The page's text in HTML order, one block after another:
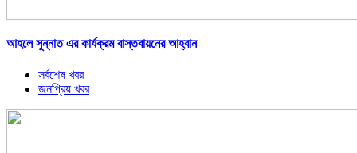
আহলে সুন্নাত এর কার্যক্রম বাস্তবায়নের আহ্বান
সর্বশেষ খবর
জনপ্রিয় খবর